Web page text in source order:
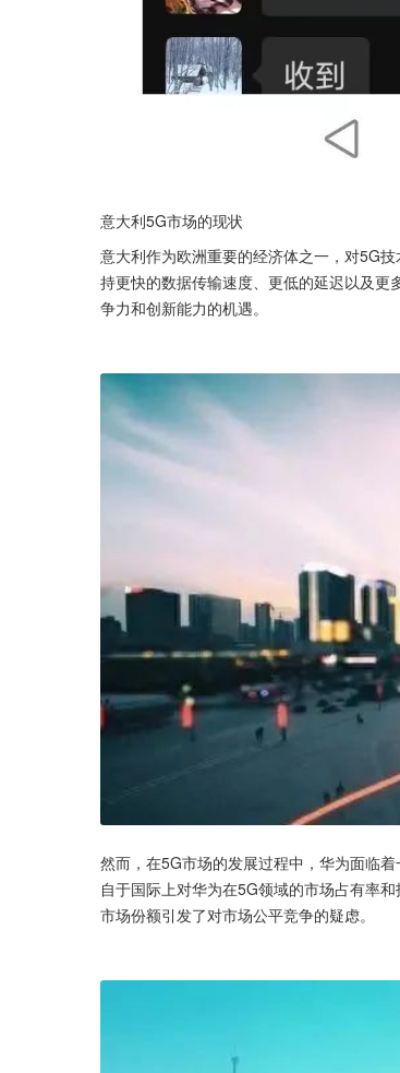
意大利5G市场的现状
意大利作为欧洲重要的经济体之一，对5G
持更快的数据传输速度、更低的延迟以及
争力和创新能力的机遇。
然而，在5G市场的发展过程中，华为面临
自于国际上对华为在5G领域的市场占有率
市场份额引发了对市场公平竞争的疑虑。